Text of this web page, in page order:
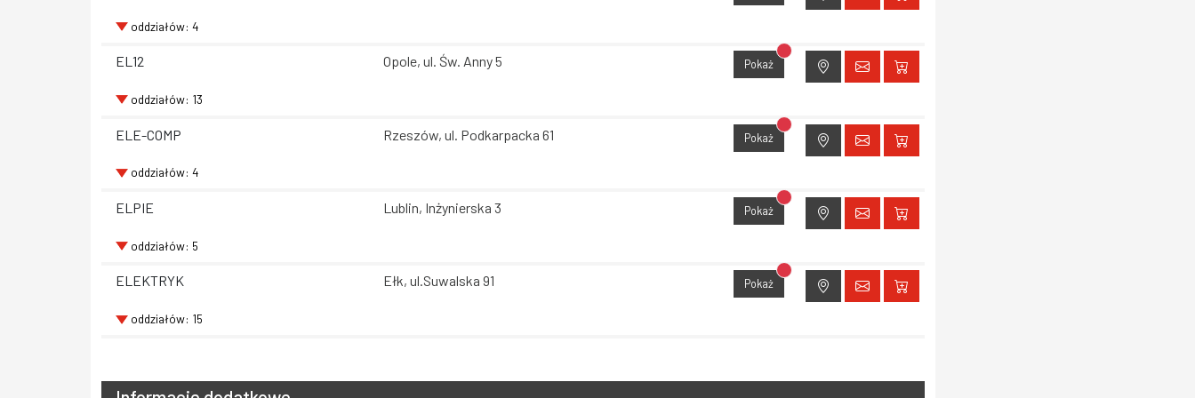
oddziałów: 4
EL12 Opole, ul. Św. Anny 5 Pokaż Brak dostępu do lokalizacji
oddziałów: 13
ELE-COMP Rzeszów, ul. Podkarpacka 61 Pokaż Brak dostępu do lokalizacji
oddziałów: 4
ELPIE Lublin, Inżynierska 3 Pokaż Brak dostępu do lokalizacji
oddziałów: 5
ELEKTRYK Ełk, ul.Suwalska 91 Pokaż Brak dostępu do lokalizacji
oddziałów: 15